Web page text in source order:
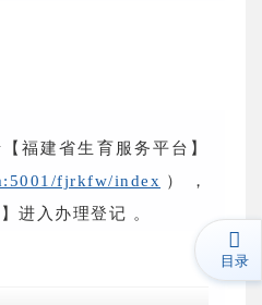
福建省生育服务平台】
fjrkfw/index ），
进入办理登记 。
目录